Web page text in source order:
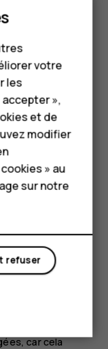
dans
le cache de
vente afin de
de sortie,
Ne raccordez
audio. Si vous
faites
volume.
sur les objets
ou
car cela
votre
les
»,
et de
modifier
» au
sur notre
refuser